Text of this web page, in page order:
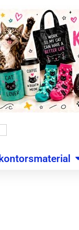
kontorsmaterial